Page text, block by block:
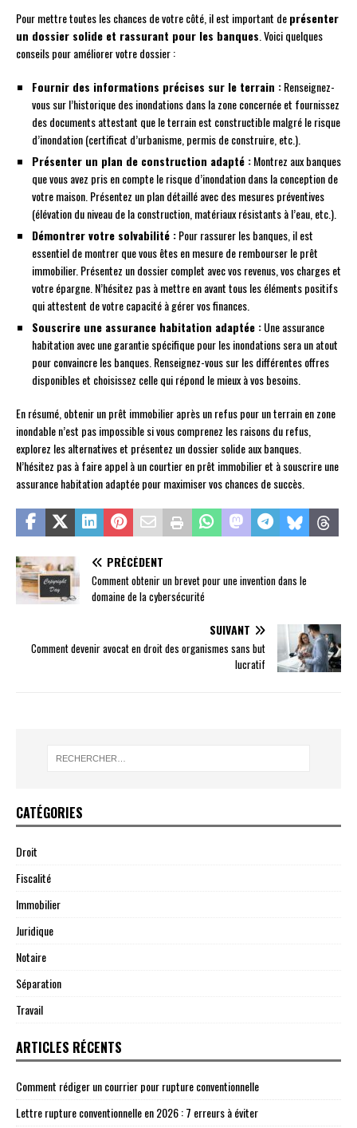
Pour mettre toutes les chances de votre côté, il est important deprésenter
un dossier solide et rassurant pour les banques . Voici quelques
conseils pour améliorer votre dossier :
Fournir des informations précises sur le terrain :Renseignez-
vous sur l’historique des inondations dans la zone concernée et fournissez
des documents attestant que le terrain est constructible malgré le risque
d’inondation (certificat d’urbanisme, permis de construire, etc.).
Présenter un plan de construction adapté :Montrez aux banques
que vous avez pris en compte le risque d’inondation dans la conception de
votre maison. Présentez un plan détaillé avec des mesures préventives
(élévation du niveau de la construction, matériaux résistants à l’eau, etc.).
Démontrer votre solvabilité :Pour rassurer les banques, il est
essentiel de montrer que vous êtes en mesure de rembourser le prêt
immobilier. Présentez un dossier complet avec vos revenus, vos charges et
votre épargne. N’hésitez pas à mettre en avant tous les éléments positifs
qui attestent de votre capacité à gérer vos finances.
Souscrire une assurance habitation adaptée :Une assurance
habitation avec une garantie spécifique pour les inondations sera un atout
pour convaincre les banques. Renseignez-vous sur les différentes offres
disponibles et choisissez celle qui répond le mieux à vos besoins.
En résumé, obtenir un prêt immobilier après un refus pour un terrain en zone
inondable n’est pas impossible si vous comprenez les raisons du refus,
explorez les alternatives et présentez un dossier solide aux banques.
N’hésitez pas à faire appel à un courtier en prêt immobilier et à souscrire une
assurance habitation adaptée pour maximiser vos chances de succès.
PRÉCÉDENT
Comment obtenir un brevet pour une invention dans le
domaine de la cybersécurité
SUIVANT
Comment devenir avocat en droit des organismes sans but
lucratif
CATÉGORIES
Droit
Fiscalité
Immobilier
Juridique
Notaire
Séparation
Travail
ARTICLES RÉCENTS
Comment rédiger un courrier pour rupture conventionnelle
Lettre rupture conventionnelle en 2026 : 7 erreurs à éviter